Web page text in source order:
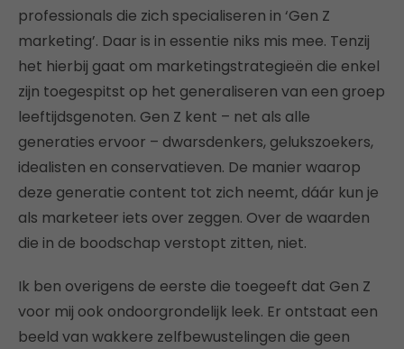
professionals die zich specialiseren in ‘Gen Z
marketing’. Daar is in essentie niks mis mee. Tenzij
het hierbij gaat om marketingstrategieën die enkel
zijn toegespitst op het generaliseren van een groep
leeftijdsgenoten. Gen Z kent – net als alle
generaties ervoor – dwarsdenkers, gelukszoekers,
idealisten en conservatieven. De manier waarop
deze generatie content tot zich neemt, dáár kun je
als marketeer iets over zeggen. Over de waarden
die in de boodschap verstopt zitten, niet.
Ik ben overigens de eerste die toegeeft dat Gen Z
voor mij ook ondoorgrondelijk leek. Er ontstaat een
beeld van wakkere zelfbewustelingen die geen